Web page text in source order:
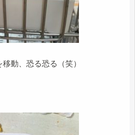
動、恐る恐る（笑）